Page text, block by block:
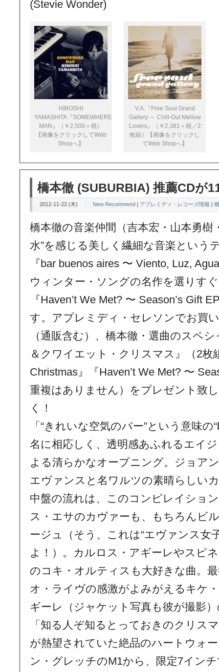
(Stevie Wonder)
HIROSHI
YAMASHITA『SOMEWHERE
MAN』（￥2,500＋税）
【画像をクリックしてWeb
Shopへ】
V.A.『Free Soul Grand
Gallery ～ Chill-Out Mellow
Lovers』（￥2,381＋税／2
枚組）【画像をクリックし
てWeb Shopへ】
橋本徹 (SUBURBIA) 推薦CDが
2012-11-22 (木) New Recommend アプレミディ・レコーズ情報
橋本徹の音楽仲間（吉本宏・山本勇樹
水”を感じる美しく繊細な音楽という
『bar buenos aires 〜 Viento, Luz,
ウィンター・ソングの名作を選りす
『Haven’t We Met? 〜 Season’s Gift
す。アプレミディ・セレソンでお買
（通販含む）、橋本徹・選曲のスペ
＆クワイエット・クリスマス』（2枚
Christmas』『Haven’t We Met? 〜
重複はありません）をプレゼント致
く！
「“きれいな空気のバー”という意味の
名に相応しく、透明感あふれるエイ
よる清らかなオープニング。ジョア
エヴァンスと名ワルツの素晴らしい
中盤の流れは、このコンピレイショ
ス・エサのカヴァーも、もちろんビ
ージュ（そう、これは“エヴァンス女
よ！）。カルロス・アギーレやスピ
のコキ・オルティスも大好きな曲。
オ・ライヴの感激がよみがえるキケ
ギーレ（ジャケット写真も彼が撮影
「知る人ぞ知るとっておきのクリス
が熱望されていた絶品のハートウォ
ン・グレッチのM1から、限定7イン